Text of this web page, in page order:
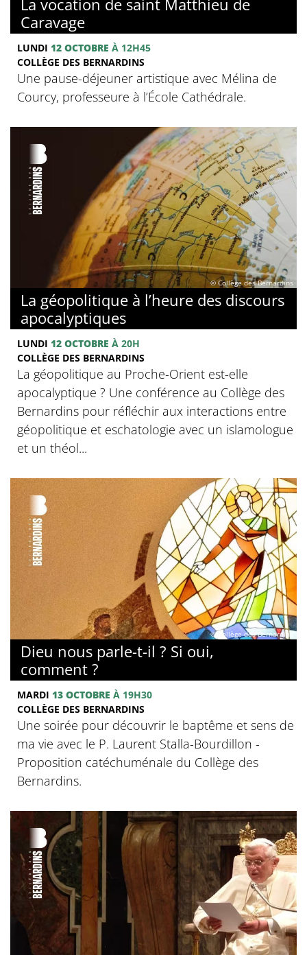
Caravage
LUNDI 12 OCTOBRE À 12H45
COLLÈGE DES BERNARDINS
Une pause-déjeuner artistique avec Mélina de
Courcy, professeure à l’École Cathédrale.
© Collège des Bernardins
La géopolitique à l’heure des discours
apocalyptiques
LUNDI 12 OCTOBRE À 20H
COLLÈGE DES BERNARDINS
La géopolitique au Proche-Orient est-elle
apocalyptique ? Une conférence au Collège des
Bernardins pour réfléchir aux interactions entre
géopolitique et eschatologie avec un islamologue
et un théol...
© Collège des Bernardins
Dieu nous parle-t-il ? Si oui,
comment ?
MARDI 13 OCTOBRE À 19H30
COLLÈGE DES BERNARDINS
Une soirée pour découvrir le baptême et sens de
ma vie avec le P. Laurent Stalla-Bourdillon -
Proposition catéchuménale du Collège des
Bernardins.